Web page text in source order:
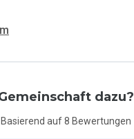
dazu?
Basierend auf 8 Bewertungen